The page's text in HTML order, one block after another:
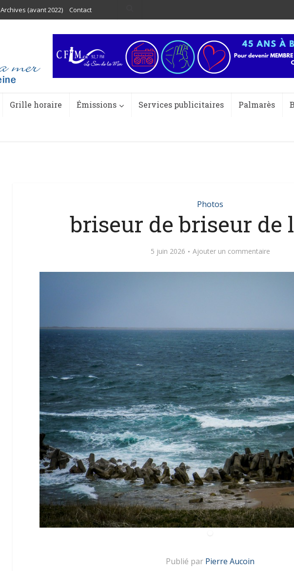
Archives (avant 2022) Contact
Grille horaire Émissions Services publicitaires Palmarès
Photos
briseur de briseur de
5 juin 2026 Ajouter un commentaire
Publié par Pierre Aucoin